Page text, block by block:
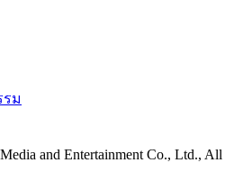
รม
and Entertainment Co., Ltd., All